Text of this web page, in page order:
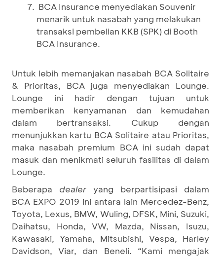
BCA Insurance menyediakan Souvenir
menarik untuk nasabah yang melakukan
transaksi pembelian KKB (SPK) di Booth
BCA Insurance.
Untuk lebih memanjakan nasabah BCA Solitaire
& Prioritas, BCA juga menyediakan Lounge.
Lounge ini hadir dengan tujuan untuk
memberikan kenyamanan dan kemudahan
dalam bertransaksi. Cukup dengan
menunjukkan kartu BCA Solitaire atau Prioritas,
maka nasabah premium BCA ini sudah dapat
masuk dan menikmati seluruh fasilitas di dalam
Lounge.
Beberapa dealer yang berpartisipasi dalam
BCA EXPO 2019 ini antara lain Mercedez-Benz,
Toyota, Lexus, BMW, Wuling, DFSK, Mini, Suzuki,
Daihatsu, Honda, VW, Mazda, Nissan, Isuzu,
Kawasaki, Yamaha, Mitsubishi, Vespa, Harley
Davidson, Viar, dan Beneli. “Kami mengajak